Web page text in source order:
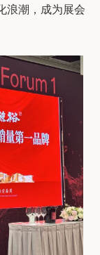
浪潮，成为展会